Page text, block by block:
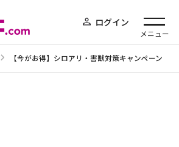
メニュー
ログイン
【今がお得】シロアリ・害獣対策キャンペーン